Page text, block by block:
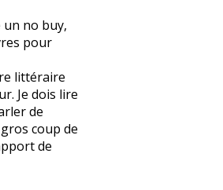
un no buy,
pour
littéraire
Je dois lire
de
coup de
de